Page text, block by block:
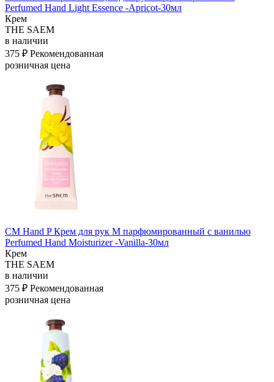
Perfumed Hand Light Essence -Apricot-30мл
Крем
THE SAEM
в наличии
375 ₽ Рекомендованная
розничная цена
СМ Hand P Крем для рук M парфюмированный с ванилью
Perfumed Hand Moisturizer -Vanilla-30мл
Крем
THE SAEM
в наличии
375 ₽ Рекомендованная
розничная цена